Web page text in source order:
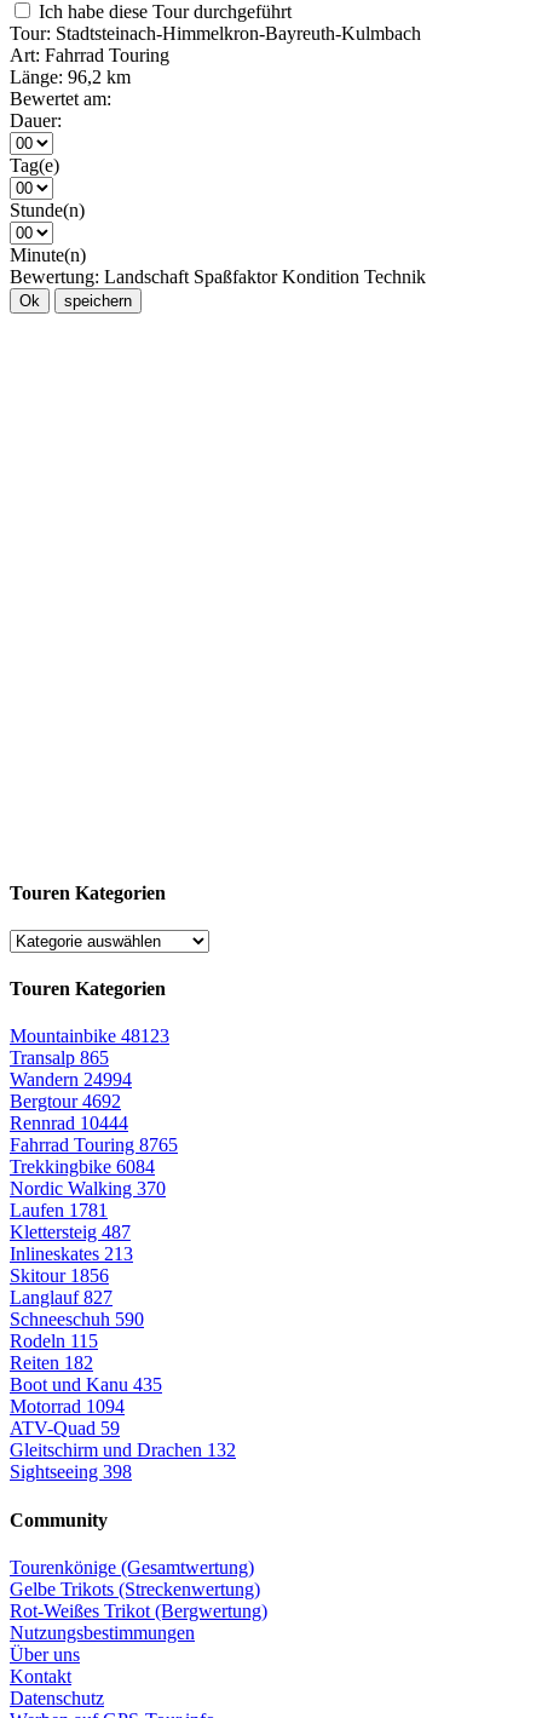
Ich habe diese Tour durchgeführt
Tour: Stadtsteinach-Himmelkron-Bayreuth-Kulmbach
Art: Fahrrad Touring
Länge: 96,2 km
Bewertet am:
Dauer:
Tag(e)
Stunde(n)
Minute(n)
Bewertung: Landschaft Spaßfaktor Kondition Technik
Ok speichern
Touren Kategorien
Touren Kategorien
Mountainbike 48123
Transalp 865
Wandern 24994
Bergtour4692
Rennrad 10444
Fahrrad Touring 8765
Trekkingbike 6084
Nordic Walking 370
Laufen 1781
Klettersteig 487
Inlineskates 213
Skitour 1856
Langlauf827
Schneeschuh 590
Rodeln 115
Reiten 182
Boot und Kanu 435
Motorrad 1094
ATV-Quad 59
Gleitschirm und Drachen 132
Sightseeing 398
Community
Tourenkönige (Gesamtwertung)
Gelbe Trikots (Streckenwertung)
Rot-Weißes Trikot (Bergwertung)
Nutzungsbestimmungen
Über uns
Kontakt
Datenschutz